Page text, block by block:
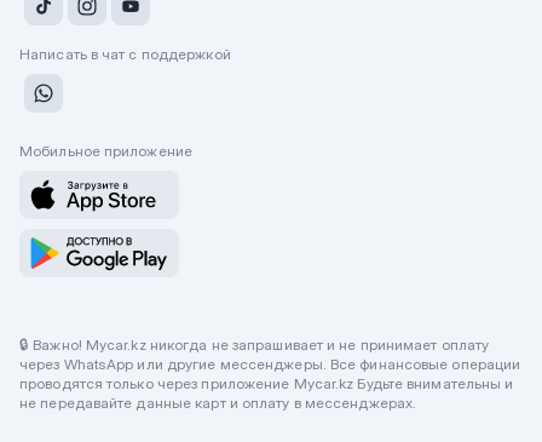
Написать в чат с поддержкой
Мобильное приложение
🔒 Важно! Mycar.kz никогда не запрашивает и не принимает оплату
через WhatsApp или другие мессенджеры. Все финансовые операции
проводятся только через приложение Mycar.kz Будьте внимательны и
не передавайте данные карт и оплату в мессенджерах.